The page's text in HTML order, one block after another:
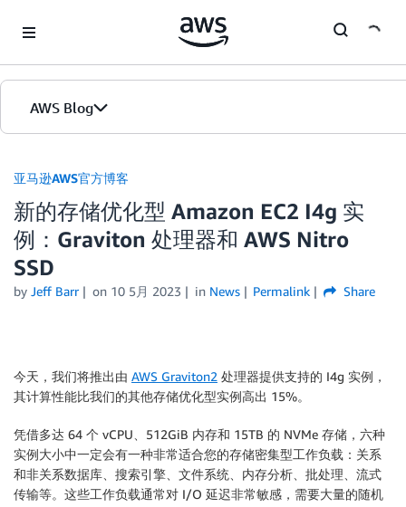
AWS Blog
首页
版本
亚马逊AWS官方博客
新的存储优化型 Amazon EC2 I4g 实
例：Graviton 处理器和 AWS Nitro
SSD
by Jeff Barr on 10 5月 2023 in News Permalink Share
今天，我们将推出由 AWS Graviton2 处理器提供支持的 I4g 实例，
其计算性能比我们的其他存储优化型实例高出 15%。
凭借多达 64 个 vCPU、512GiB 内存和 15TB 的 NVMe 存储，六种
实例大小中一定会有一种非常适合您的存储密集型工作负载：关系
和非关系数据库、搜索引擎、文件系统、内存分析、批处理、流式
传输等。这些工作负载通常对 I/O 延迟非常敏感，需要大量的随机